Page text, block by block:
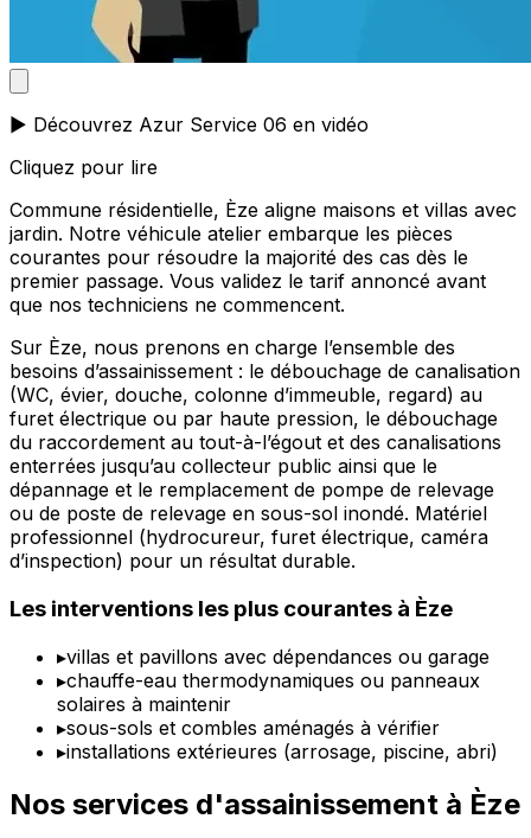
▶️ Découvrez Azur Service 06 en vidéo
Cliquez pour lire
Commune résidentielle, Èze aligne maisons et villas avec
jardin. Notre véhicule atelier embarque les pièces
courantes pour résoudre la majorité des cas dès le
premier passage. Vous validez le tarif annoncé avant
que nos techniciens ne commencent.
Sur Èze, nous prenons en charge l’ensemble des
besoins d’assainissement : le débouchage de canalisation
(WC, évier, douche, colonne d’immeuble, regard) au
furet électrique ou par haute pression, le débouchage
du raccordement au tout-à-l’égout et des canalisations
enterrées jusqu’au collecteur public ainsi que le
dépannage et le remplacement de pompe de relevage
ou de poste de relevage en sous-sol inondé. Matériel
professionnel (hydrocureur, furet électrique, caméra
d’inspection) pour un résultat durable.
Les interventions les plus courantes à Èze
▸villas et pavillons avec dépendances ou garage
▸chauffe-eau thermodynamiques ou panneaux
solaires à maintenir
▸sous-sols et combles aménagés à vérifier
▸installations extérieures (arrosage, piscine, abri)
Nos services d'assainissement à Èze